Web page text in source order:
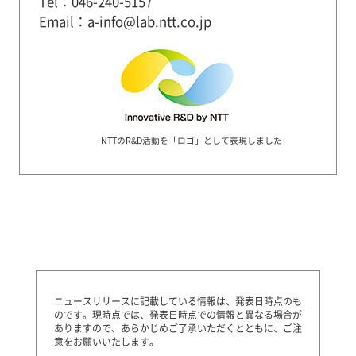
Email：a-info@lab.ntt.co.jp
NTTのR&D活動を「ロゴ」として表現しました
ニュースリリースに記載している情報は、発表日時点のも
のです。 現時点では、発表日時点での情報と異なる場合が
ありますので、あらかじめご了承いただくとともに、ご注
意をお願いいたします。